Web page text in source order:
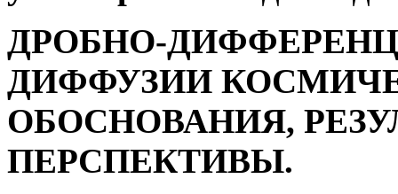
ДРОБНО-
ДИФФУЗИИ
ОБОСНОВАНИЯ,
ПЕРСПЕКТИВЫ.